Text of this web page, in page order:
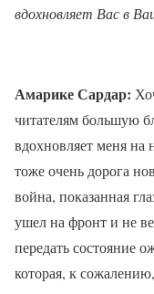
вдохновляет Вас в
Амарике Сардар:
читателям большую
вдохновляет меня
тоже очень дорога
война, показанная
ушел на фронт и не
передать состояние
которая, к